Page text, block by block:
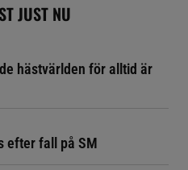
JUST NU
hästvärlden för alltid är
efter fall på SM